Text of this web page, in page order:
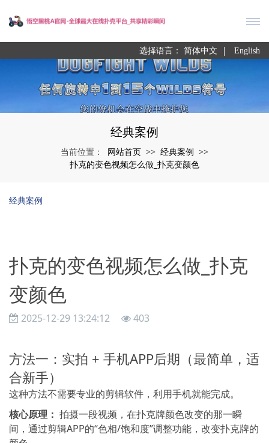
选择语言： 简体中文 | English
经典案例
当前位置： 网站首页 >> 经典案例 >>
扑克的变色视频怎么做_扑克变颜色
经典案例
扑克的变色视频怎么做_扑克
变颜色
2025-12-29 13:24:12 403
方法一：实拍 + 手机APP后期（最简单，适
合新手）
这种方法不需要专业的剪辑软件，利用手机就能完成。
核心原理： 拍摄一段视频，在扑克牌颜色改变的那一瞬
间，通过剪辑APP的“色相/饱和度”调整功能，改变扑克牌的